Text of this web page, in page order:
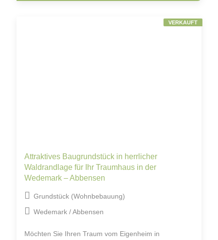
Attraktives Baugrundstück in herrlicher
Waldrandlage für Ihr Traumhaus in der
Wedemark – Abbensen
Grundstück (Wohnbebauung)
Wedemark / Abbensen
Möchten Sie Ihren Traum vom Eigenheim in
VERKAUFT